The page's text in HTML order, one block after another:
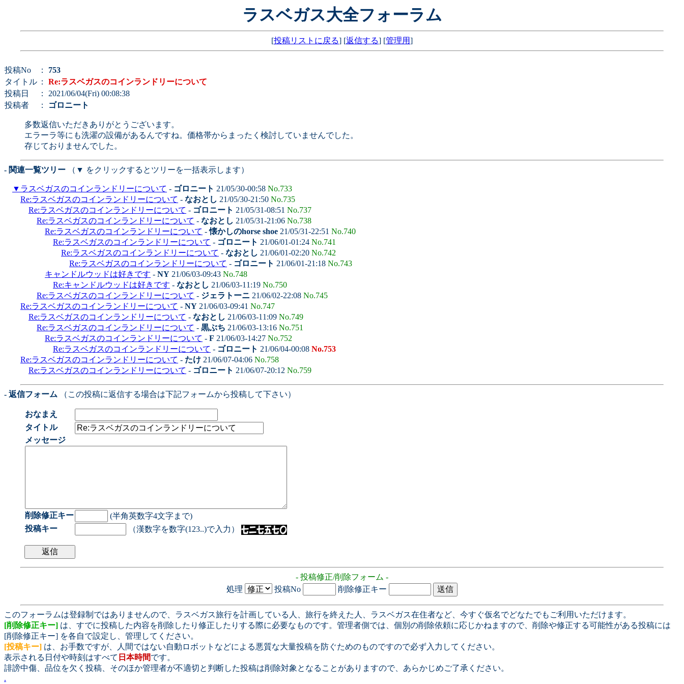
ラスベガス大全フォーラム
[投稿リストに戻る] [返信する] [管理用]
投稿No ： 753
タイトル ： Re:ラスベガスのコインランドリーについて
投稿日
： 2021/06/04(Fri) 00:08:38
投稿者
： ゴロニート
多数返信いただきありがとうございます。
エラーラ等にも洗濯の設備があるんですね。価格帯からまったく検討していませんでした。
存じておりませんでした。
- 関連一覧ツリー （▼ をクリックするとツリーを一括表示します）
▼ ラスベガスのコインランドリーについて - ゴロニート 21/05/30-00:58 No.733
Re:ラスベガスのコインランドリーについて - なおとし 21/05/30-21:50 No.735
Re:ラスベガスのコインランドリーについて - ゴロニート 21/05/31-08:51 No.737
Re:ラスベガスのコインランドリーについて - なおとし 21/05/31-21:06 No.738
Re:ラスベガスのコインランドリーについて -懐かしのhorse shoe 21/05/31-22:51 No.740
Re:ラスベガスのコインランドリーについて - ゴロニート 21/06/01-01:24 No.741
Re:ラスベガスのコインランドリーについて - なおとし 21/06/01-02:20 No.742
Re:ラスベガスのコインランドリーについて - ゴロニート 21/06/01-21:18 No.743
キャンドルウッドは好きです - NY 21/06/03-09:43 No.748
Re:キャンドルウッドは好きです - なおとし 21/06/03-11:19 No.750
Re:ラスベガスのコインランドリーについて - ジェラトーニ 21/06/02-22:08 No.745
Re:ラスベガスのコインランドリーについて - NY 21/06/03-09:41 No.747
Re:ラスベガスのコインランドリーについて - なおとし 21/06/03-11:09 No.749
Re:ラスベガスのコインランドリーについて - 黒ぶち 21/06/03-13:16 No.751
Re:ラスベガスのコインランドリーについて - F 21/06/03-14:27 No.752
Re:ラスベガスのコインランドリーについて - ゴロニート 21/06/04-00:08 No.753
Re:ラスベガスのコインランドリーについて - たけ 21/06/07-04:06 No.758
Re:ラスベガスのコインランドリーについて - ゴロニート 21/06/07-20:12 No.759
- 返信フォーム （この投稿に返信する場合は下記フォームから投稿して下さい）
おなまえ
タイトル
メッセージ
削除修正キー
(半角英数字4文字まで)
投稿キー
（漢数字を数字(123..)で入力）
- 投稿修正/削除フォーム -
処理
投稿No 削除修正キー
このフォーラムは登録制ではありませんので、ラスベガス旅行を計画している人、旅行を終えた人、ラスベガス在住者など、今すぐ仮名でどなたでもご利用いただけます。
[削除修正キー] は、すでに投稿した内容を削除したり修正したりする際に必要なものです。管理者側では、個別の削除依頼に応じかねますので、削除や修正する可能性がある投稿には
[削除修正キー] を各自で設定し、管理してください。
[投稿キー] は、お手数ですが、人間ではない自動ロボットなどによる悪質な大量投稿を防ぐためのものですので必ず入力してください。
表示される日付や時刻はすべて 日本時間です。
誹謗中傷、品位を欠く投稿、そのほか管理者が不適切と判断した投稿は削除対象となることがありますので、あらかじめご了承ください。
.